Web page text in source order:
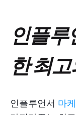
인플루
한 최
인플루언서 마